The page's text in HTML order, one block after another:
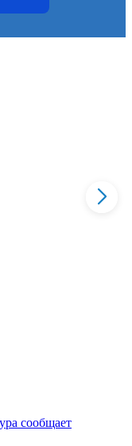
сообщает